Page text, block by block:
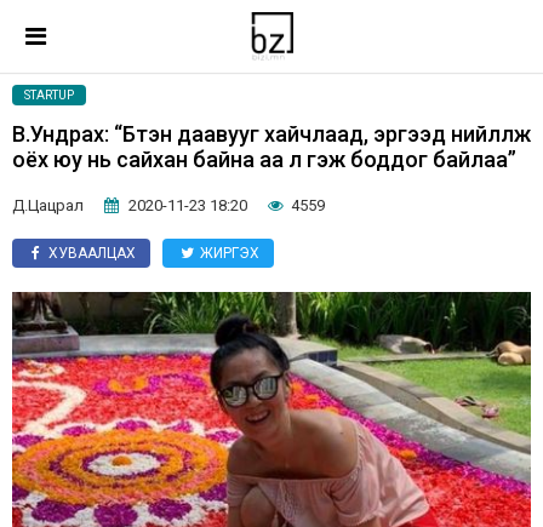
STARTUP
В.Ундрах: “Бүтэн даавууг хайчлаад, эргээд нийлүүлж
оёх юу нь сайхан байна аа л гэж боддог байлаа”
Д.Цацрал 2020-11-23 18:20 4559
ХУВААЛЦАХ ЖИРГЭХ